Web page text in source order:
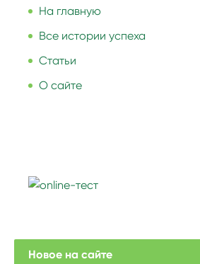
На главную
Все истории успеха
Статьи
О сайте
Новое на сайте